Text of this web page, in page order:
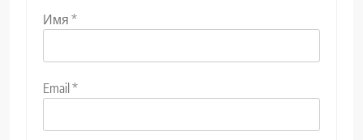
Имя *
Email *